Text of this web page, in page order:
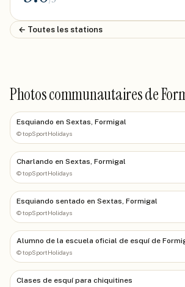
← Toutes les stations
Photos communautaires de
Esquiando en Sextas, Formigal
©topSportHolidays
Charlando en Sextas, Formigal
©topSportHolidays
Esquiando sentado en Sextas, Formigal
©topSportHolidays
Alumno de la escuela oficial de esquí de
©topSportHolidays
Clases de esquí para chiquitines